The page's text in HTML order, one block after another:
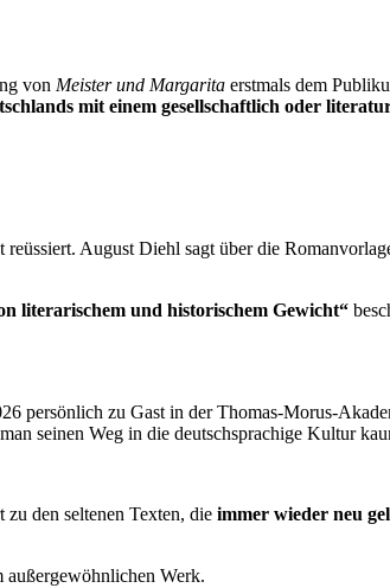
von Meister und Margarita erstmals dem
mit einem gesellschaftlich oder
August Diehl sagt über die
literarischem und historischem Gewicht“
persönlich zu Gast in der Thomas-Morus-
seinen Weg in die deutschsprachige Kultur
den seltenen Texten, die immer wieder neu
außergewöhnlichen Werk.